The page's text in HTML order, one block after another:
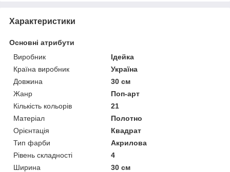
Характеристики
Основні атрибути
Виробник
Ідейка
Країна виробник
Україна
Довжина
30 см
Жанр
Поп-арт
Кількість кольорів
21
Матеріал
Полотно
Орієнтація
Квадрат
Тип фарби
Акрилова
Рівень складності
4
Ширина
30 см